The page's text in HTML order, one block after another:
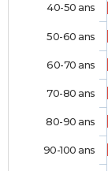
40-50 ans
50-60 ans
60-70 ans
70-80 ans
80-90 ans
90-100 ans